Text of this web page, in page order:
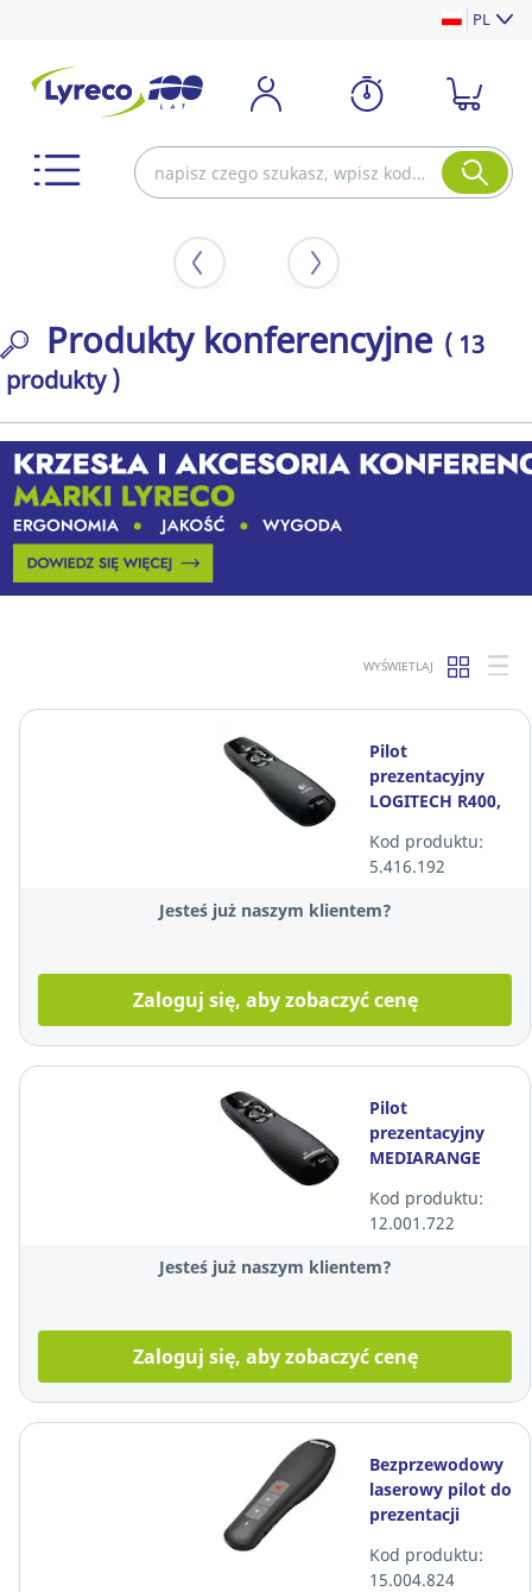
PL
Produkty konferencyjne ( 13
produkty )
WYŚWIETLAJ
Pilot
prezentacyjny
LOGITECH R400,
Kod produktu:
5.416.192
Jesteś już naszym klientem?
Zaloguj się, aby zobaczyć cenę
Pilot
prezentacyjny
MEDIARANGE
Kod produktu:
12.001.722
Jesteś już naszym klientem?
Zaloguj się, aby zobaczyć cenę
Bezprzewodowy
laserowy pilot do
prezentacji
czarny
Kod produktu:
15.004.824